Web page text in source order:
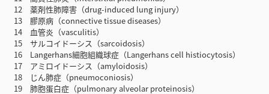
12 薬剤性肺障害（drug-induced lung injury）
13 膠原病（connective tissue diseases）
14 血管炎（vasculitis）
15 サルコイドーシス（sarcoidosis）
16 Langerhans細胞組織球症（Langerhans cell histiocytosis）
17 アミロイドーシス（amyloidosis）
18 じん肺症（pneumoconiosis）
19 肺胞蛋白症（pulmonary alveolar proteinosis）